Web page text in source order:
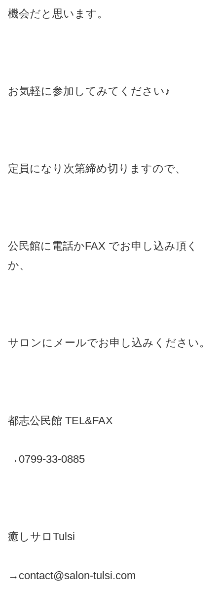
機会だと思います。
お気軽に参加してみてください♪
定員になり次第締め切りますので、
公民館に電話かFAX でお申し込み頂く
か、
サロンにメールでお申し込みください。
都志公民館 TEL&FAX
→0799-33-0885
癒しサロTulsi
→contact@salon-tulsi.com